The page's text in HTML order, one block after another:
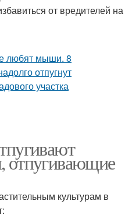
от вредителей на
отпугивающие
культурам в